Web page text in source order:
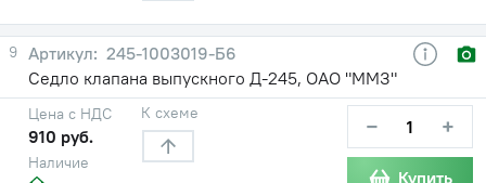
9
245-1003019-Б6
Седло клапана выпускного Д-245, ОАО "ММЗ"
Наличие
Цена с НДС
910 руб.
К схеме − +
Купить